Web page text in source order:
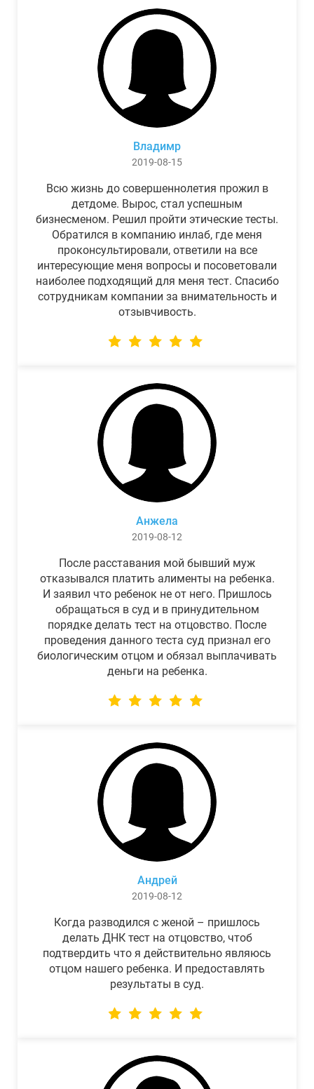
Владимр
2019-08-15
Всю жизнь до совершеннолетия прожил в
детдоме. Вырос, стал успешным
бизнесменом. Решил пройти этические тесты.
Обратился в компанию инлаб, где меня
проконсультировали, ответили на все
интересующие меня вопросы и посоветовали
наиболее подходящий для меня тест. Спасибо
сотрудникам компании за внимательность и
отзывчивость.
Анжела
2019-08-12
После расставания мой бывший муж
отказывался платить алименты на ребенка.
И заявил что ребенок не от него. Пришлось
обращаться в суд и в принудительном
порядке делать тест на отцовство. После
проведения данного теста суд признал его
биологическим отцом и обязал выплачивать
деньги на ребенка.
Андрей
2019-08-12
Когда разводился с женой – пришлось
делать ДНК тест на отцовство, чтоб
подтвердить что я действительно являюсь
отцом нашего ребенка. И предоставлять
результаты в суд.